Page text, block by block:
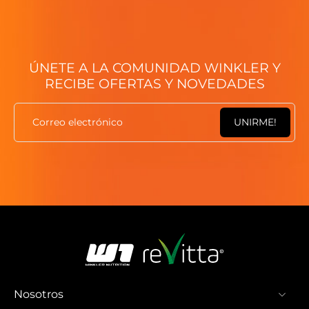
ÚNETE A LA COMUNIDAD WINKLER Y
RECIBE OFERTAS Y NOVEDADES
Correo electrónico UNIRME!
Nosotros